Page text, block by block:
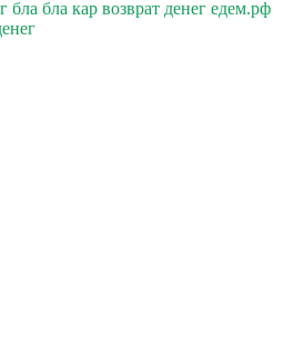
бла бла кар возврат денег едем.рф